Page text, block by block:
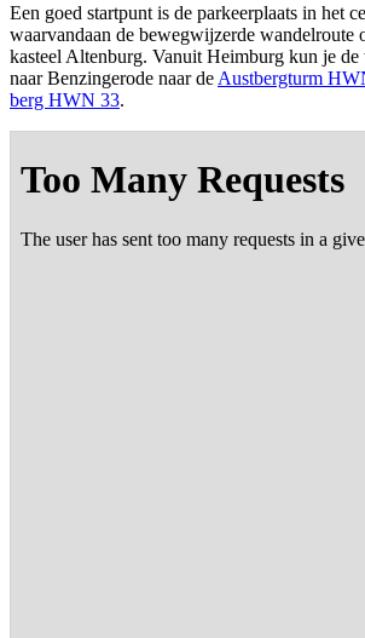
Een goed start­punt is de par­keer­plaats in het
waar­van­daan de beweg­wij­zer­de wan­del­rou­te
kas­teel Alten­burg. Van­uit Heim­burg kun je
naar Ben­zin­ge­ro­de naar de Aust­berg­turm
berg HWN 33.